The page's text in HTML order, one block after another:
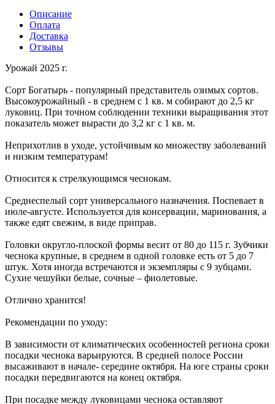
Описание
Оплата
Доставка
Отзывы
Урожай 2025 г.
Сорт Богатырь - популярный представитель озимых сортов.
Высокоурожайный - в среднем с 1 кв. м собирают до 2,5 кг
луковиц. При точном соблюдении техники выращивания этот
показатель может вырасти до 3,2 кг с 1 кв. м.
Неприхотлив в уходе, устойчивым ко множеству заболеваний
и низким температурам!
Относится к стрелкующимся чеснокам.
Среднеспелый сорт универсального назначения. Поспевает в
июле-августе. Используется для консервации, маринования, а
также едят свежим, в виде приправ.
Головки округло-плоской формы весит от 80 до 115 г. Зубчики
чеснока крупные, в среднем в одной головке есть от 5 до 7
штук. Хотя иногда встречаются и экземпляры с 9 зубцами.
Сухие чешуйки белые, сочные – фиолетовые.
Отлично хранится!
Рекомендации по уходу:
В зависимости от климатических особенностей региона сроки
посадки чеснока варьируются. В средней полосе России
высаживают в начале- середине октября. На юге страны сроки
посадки передвигаются на конец октября.
При посадке между луковицами чеснока оставляют